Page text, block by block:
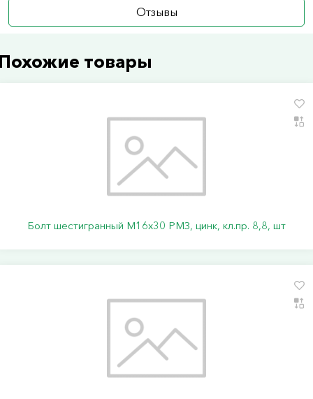
Отзывы
товары
Болт шестигранный М16х30 РМЗ, цинк, кл.пр. 8,8, шт